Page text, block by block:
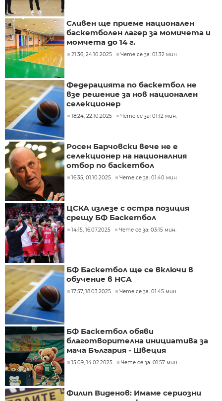
Сливен ще приеме национален
баскетболен лагер за момичета и
момчета до 14 г.
21:36, 24.10.2025 Чете се за: 01:32 мин.
Федерацията по баскетбол не
взе решение за нов национален
селекционер
18:24, 22.10.2025 Чете се за: 01:12 мин.
Росен Барчовски вече не е
селекционер на националния
отбор по баскетбол
16:35, 01.10.2025 Чете се за: 01:40 мин.
ЦСКА излезе с остра позиция
срещу БФ Баскетбол
14:15, 16.07.2025 Чете се за: 03:15 мин.
БФ Баскетбол ще се включи в
обучение в НСА
17:57, 18.03.2025 Чете се за: 01:45 мин.
БФ Баскетбол обяви
благотворителна инициатива за
мача България - Швеция
15:09, 14.02.2025 Чете се за: 01:57 мин.
Филип Виденов: Имаме сериозни